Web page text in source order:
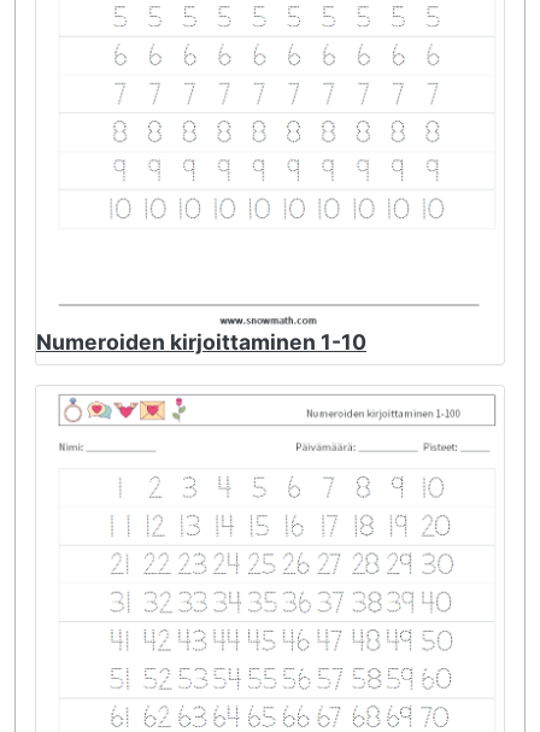
Numeroiden kirjoittaminen 1-10